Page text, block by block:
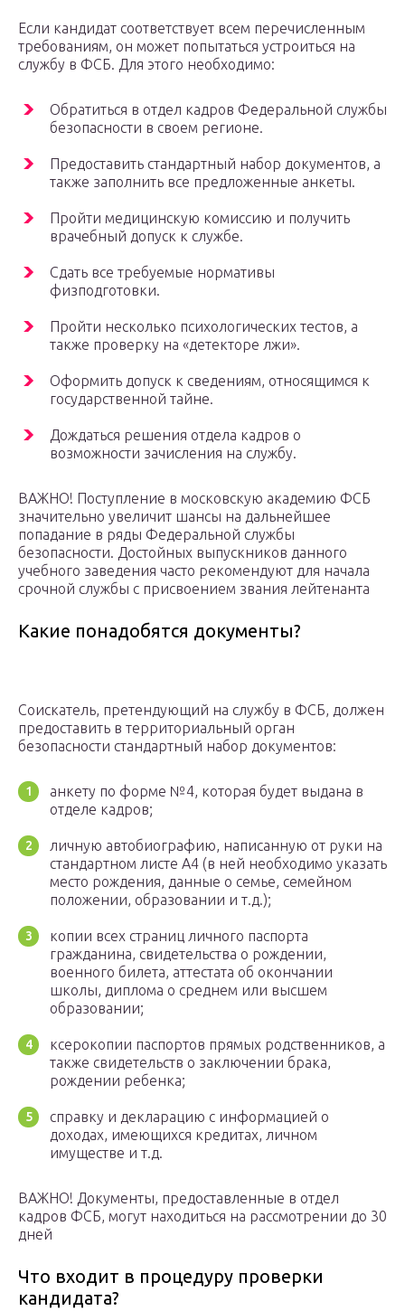
Если кандидат соответствует всем перечисленным
требованиям, он может попытаться устроиться на
службу в ФСБ. Для этого необходимо:
Обратиться в отдел кадров Федеральной службы
безопасности в своем регионе.
Предоставить стандартный набор документов, а
также заполнить все предложенные анкеты.
Пройти медицинскую комиссию и получить
врачебный допуск к службе.
Сдать все требуемые нормативы
физподготовки.
Пройти несколько психологических тестов, а
также проверку на «детекторе лжи».
Оформить допуск к сведениям, относящимся к
государственной тайне.
Дождаться решения отдела кадров о
возможности зачисления на службу.
ВАЖНО! Поступление в московскую академию ФСБ
значительно увеличит шансы на дальнейшее
попадание в ряды Федеральной службы
безопасности. Достойных выпускников данного
учебного заведения часто рекомендуют для начала
срочной службы с присвоением звания лейтенанта
Какие понадобятся документы?
Соискатель, претендующий на службу в ФСБ, должен
предоставить в территориальный орган
безопасности стандартный набор документов:
анкету по форме №4, которая будет выдана в
отделе кадров;
личную автобиографию, написанную от руки на
стандартном листе А4 (в ней необходимо указать
место рождения, данные о семье, семейном
положении, образовании и т.д.);
копии всех страниц личного паспорта
гражданина, свидетельства о рождении,
военного билета, аттестата об окончании
школы, диплома о среднем или высшем
образовании;
ксерокопии паспортов прямых родственников, а
также свидетельств о заключении брака,
рождении ребенка;
справку и декларацию с информацией о
доходах, имеющихся кредитах, личном
имуществе и т.д.
ВАЖНО! Документы, предоставленные в отдел
кадров ФСБ, могут находиться на рассмотрении до 30
дней
Что входит в процедуру проверки
кандидата?